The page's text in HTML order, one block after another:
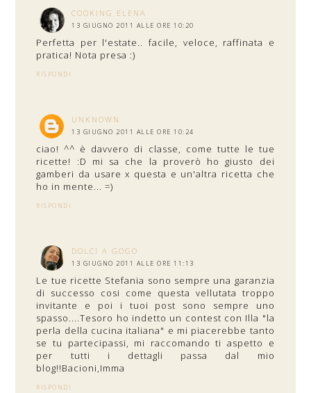
COOKING ELENA
13 GIUGNO 2011 ALLE ORE 10:20
Perfetta per l'estate.. facile, veloce, raffinata e
pratica! Nota presa :)
RISPONDI
UNKNOWN
13 GIUGNO 2011 ALLE ORE 10:24
ciao! ^^ è davvero di classe, come tutte le tue
ricette! :D mi sa che la proverò ho giusto dei
gamberi da usare x questa e un'altra ricetta che
ho in mente... =)
RISPONDI
DOLCI A GOGO
13 GIUGNO 2011 ALLE ORE 11:13
Le tue ricette Stefania sono sempre una garanzia
di successo cosi come questa vellutata troppo
invitante e poi i tuoi post sono sempre uno
spasso....Tesoro ho indetto un contest con Illa "la
perla della cucina italiana" e mi piacerebbe tanto
se tu partecipassi, mi raccomando ti aspetto e
per tutti i dettagli passa dal mio
blog!!Bacioni,Imma
RISPONDI